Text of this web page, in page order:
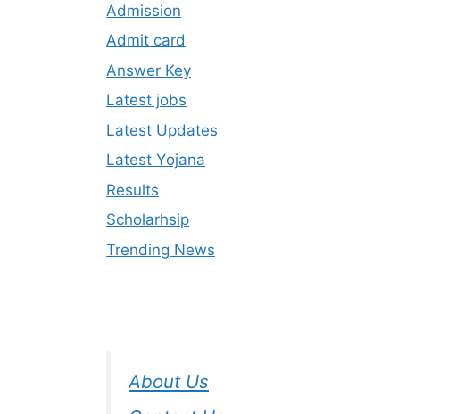
Admission
Admit card
Answer Key
Latest jobs
Latest Updates
Latest Yojana
Results
Scholarhsip
Trending News
About Us